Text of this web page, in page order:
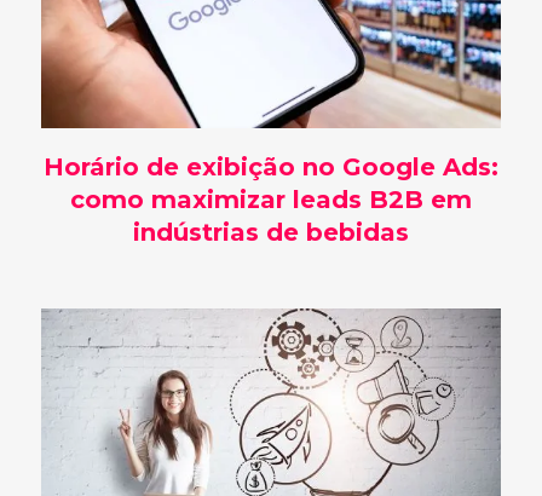
Horário de exibição no Google Ads:
como maximizar leads B2B em
indústrias de bebidas